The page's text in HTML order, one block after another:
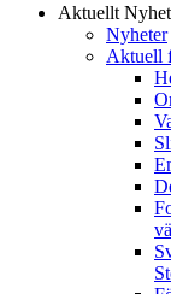
Aktuellt
Nyheter
Aktuell